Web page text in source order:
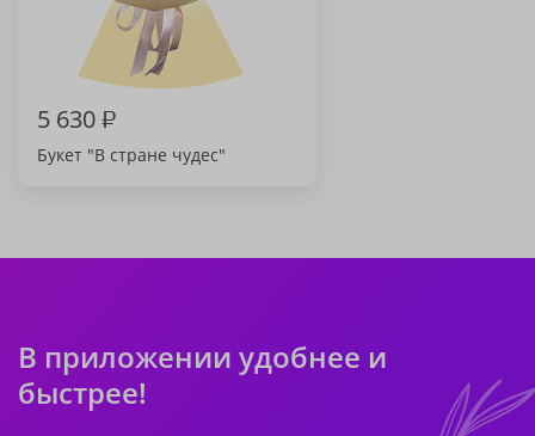
5 630₽
Букет "В стране чудес"
В приложении удобнее и
быстрее!